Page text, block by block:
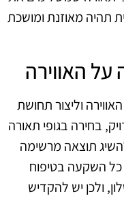
תהיה מאוזנת ומושכת
האווירה
וליצור תחושת
בחירה בגופי תאורה
תוצאה מרשימה
כל השקעה בטיפוח
ולכן יש להקדיש